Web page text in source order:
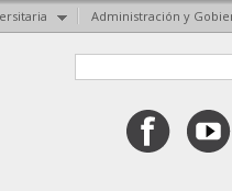
Administración y
form